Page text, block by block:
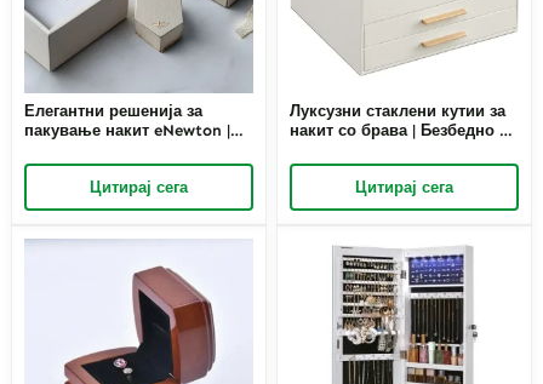
Елегантни решенија за
пакување накит eNewton |
Richpack за неспоредливо
подобрување на брендот
Цитирај сега
Луксузни стаклени кутии за
накит со брава | Безбедно и
висококвалитетен накит
Richpack Решение за
луксузно пакување накит
Цитирај сега